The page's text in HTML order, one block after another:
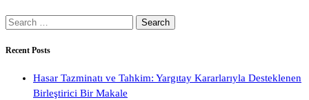
Search
Recent Posts
Hasar Tazminatı ve Tahkim: Yargıtay Kararlarıyla Desteklenen
Birleştirici Bir Makale